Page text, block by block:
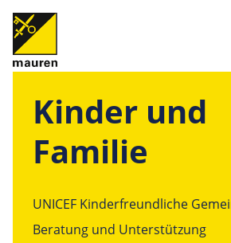
Kinder und
Familie
UNICEF Kinderfreundliche
Beratung und Unterstützung